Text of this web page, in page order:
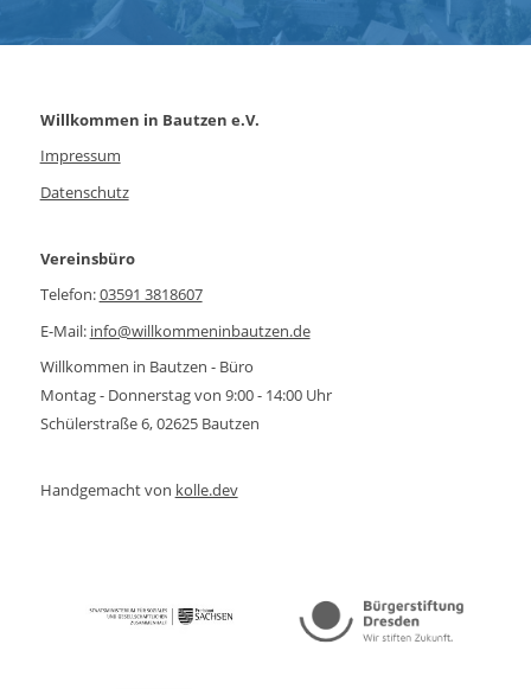
Willkommen in Bautzen e.V.
Impressum
Datenschutz
Vereinsbüro
Telefon:03591 3818607
E-Mail: info@willkommeninbautzen.de
Willkommen in Bautzen - Büro
Montag - Donnerstag von 9:00 - 14:00 Uhr
Schülerstraße 6, 02625 Bautzen
Handgemacht von kolle.dev